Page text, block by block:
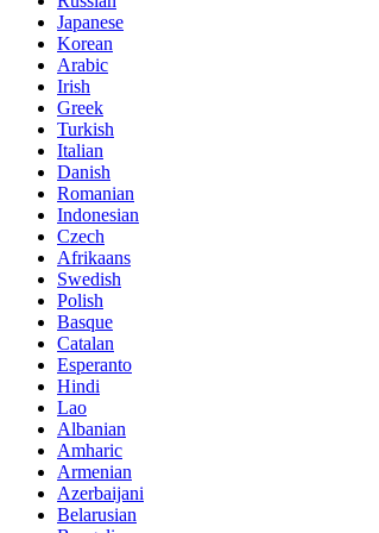
Japanese
Korean
Arabic
Irish
Greek
Turkish
Italian
Danish
Romanian
Indonesian
Czech
Afrikaans
Swedish
Polish
Basque
Catalan
Esperanto
Hindi
Lao
Albanian
Amharic
Armenian
Azerbaijani
Belarusian